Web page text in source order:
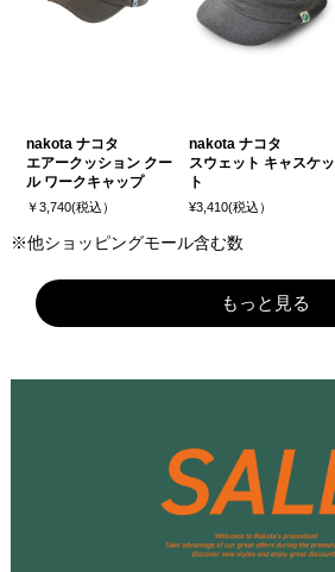
nakota ナコタ
エアークッション クー
ル ワークキャップ
￥3,740(税込）
nakota ナコタ
スウェット キャスケッ
ト
¥3,410(税込）
※他ショッピングモール含む数
もっと見る